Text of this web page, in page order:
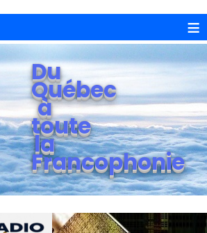
≡
Du
Québec
à
toute
la
Francophonie